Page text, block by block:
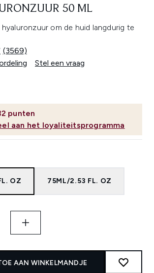
50 ML
om de huid langdurig te
Lees
3569
beoordelingen.
(3569)
Stel een vraag
punten
aan het loyaliteitsprogramma
OZ 75ML/2.53 FL. OZ
AAN WINKELMANDJE